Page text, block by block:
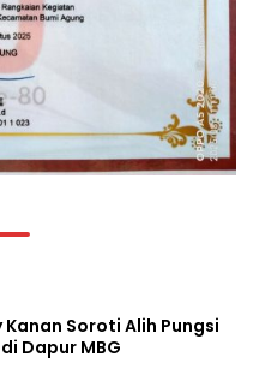
Kanan Soroti Alih Pungsi
Dapur MBG